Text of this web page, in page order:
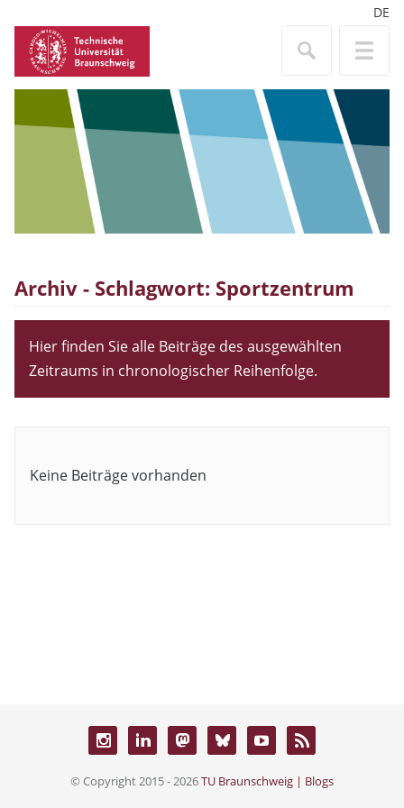
DE
Archiv - Schlagwort: Sportzentrum
Hier finden Sie alle Beiträge des ausgewählten
Zeitraums in chronologischer Reihenfolge.
Keine Beiträge vorhanden
© Copyright 2015 - 2026TU Braunschweig | Blogs